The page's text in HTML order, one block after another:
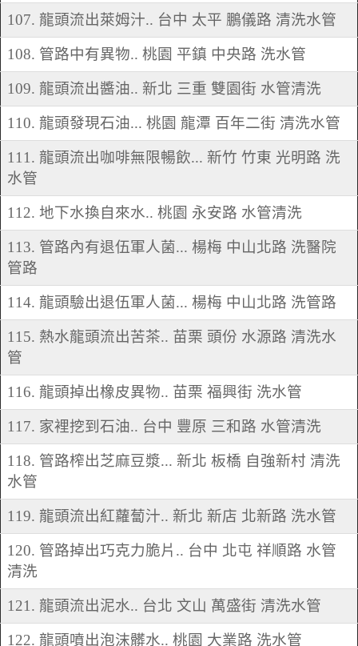
107. 龍頭流出萊姆汁.. 台中 太平 鵬儀路 清洗水管
108. 管路中有異物.. 桃園 平鎮 中央路 洗水管
109. 龍頭流出醬油.. 新北 三重 雙園街 水管清洗
110. 龍頭發現石油... 桃園 龍潭 百年二街 清洗水管
111. 龍頭流出咖啡無限暢飲... 新竹 竹東 光明路 洗
水管
112. 地下水換自來水.. 桃園 永安路 水管清洗
113. 管路內有退伍軍人菌... 楊梅 中山北路 洗醫院
管路
114. 龍頭驗出退伍軍人菌... 楊梅 中山北路 洗管路
115. 熱水龍頭流出苦茶.. 苗栗 頭份 水源路 清洗水
管
116. 龍頭掉出橡皮異物.. 苗栗 福興街 洗水管
117. 家裡挖到石油.. 台中 豐原 三和路 水管清洗
118. 管路榨出芝麻豆漿... 新北 板橋 自強新村 清洗
水管
119. 龍頭流出紅蘿蔔汁.. 新北 新店 北新路 洗水管
120. 管路掉出巧克力脆片.. 台中 北屯 祥順路 水管
清洗
121. 龍頭流出泥水.. 台北 文山 萬盛街 清洗水管
122. 龍頭噴出泡沫髒水.. 桃園 大業路 洗水管